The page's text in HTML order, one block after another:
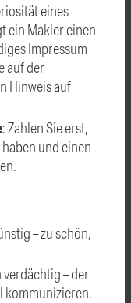
eines
ein Makler einen
Impressum
auf der
Hinweis auf
: Zahlen Sie erst,
und einen
– zu schön,
– der
kommunizieren.